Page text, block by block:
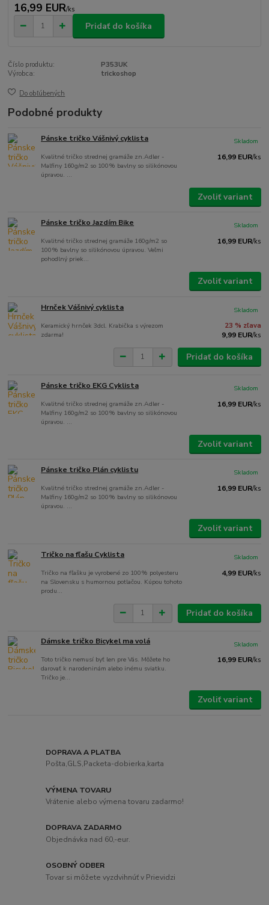
16,99 EUR/ks
Pridať do košíka
Číslo produktu:
P353UK
Výrobca:
trickoshop
Do obľúbených
Podobné produkty
Pánske tričko Vášnivý cyklista
Kvalitné tričko strednej gramáže zn.Adler -
Malfiny 160g/m2 so 100% bavlny so silikónovou
úpravou. ...
16,99 EUR/ks
Skladom
Zvoliť variant
Pánske tričko Jazdím Bike
Kvalitné tričko strednej gramáže 160g/m2 so
100% bavlny so silikónovou úpravou. Veľmi
pohodlný priek...
16,99 EUR/ks
Skladom
Zvoliť variant
Hrnček Vášnivý cyklista
Keramický hrnček 3dcl. Krabička s výrezom
zdarma!
23 % zľava
9,99 EUR/ks
Skladom
Pridať do košíka
Pánske tričko EKG Cyklista
Kvalitné tričko strednej gramáže zn.Adler -
Malfiny 160g/m2 so 100% bavlny so silikónovou
úpravou. ...
16,99 EUR/ks
Skladom
Zvoliť variant
Pánske tričko Plán cyklistu
Kvalitné tričko strednej gramáže zn.Adler -
Malfiny 160g/m2 so 100% bavlny so silikónovou
úpravou. ...
16,99 EUR/ks
Skladom
Zvoliť variant
Tričko na fľašu Cyklista
Tričko na fľašku je vyrobené zo 100% polyesteru
na Slovensku s humornou potlačou. Kúpou tohoto
produ...
4,99 EUR/ks
Skladom
Pridať do košíka
Dámske tričko Bicykel ma volá
Toto tričko nemusí byť len pre Vás. Môžete ho
darovať k narodeninám alebo inému sviatku.
Tričko je...
16,99 EUR/ks
Skladom
Zvoliť variant
DOPRAVA A PLATBA
Pošta,GLS,Packeta-dobierka,karta
VÝMENA TOVARU
Vrátenie alebo výmena tovaru zadarmo!
DOPRAVA ZADARMO
Objednávka nad 60,-eur.
OSOBNÝ ODBER
Tovar si môžete vyzdvihnúť v Prievidzi